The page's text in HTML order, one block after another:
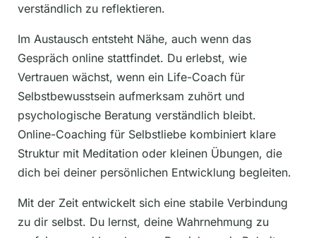
verständlich zu reflektieren.
Im Austausch entsteht Nähe, auch wenn das
Gespräch online stattfindet. Du erlebst, wie
Vertrauen wächst, wenn ein Life-Coach für
Selbstbewusstsein aufmerksam zuhört und
psychologische Beratung verständlich bleibt.
Online-Coaching für Selbstliebe kombiniert klare
Struktur mit Meditation oder kleinen Übungen, die
dich bei deiner persönlichen Entwicklung begleiten.
Mit der Zeit entwickelt sich eine stabile Verbindung
zu dir selbst. Du lernst, deine Wahrnehmung zu